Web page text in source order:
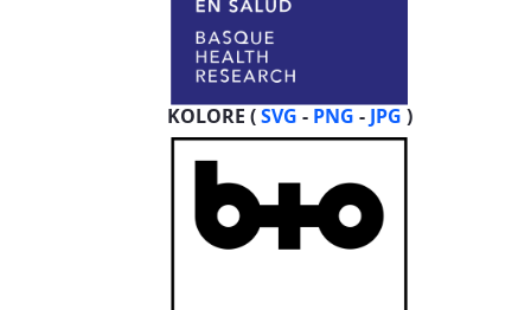
KOLORE (SVG - PNG - JPG )